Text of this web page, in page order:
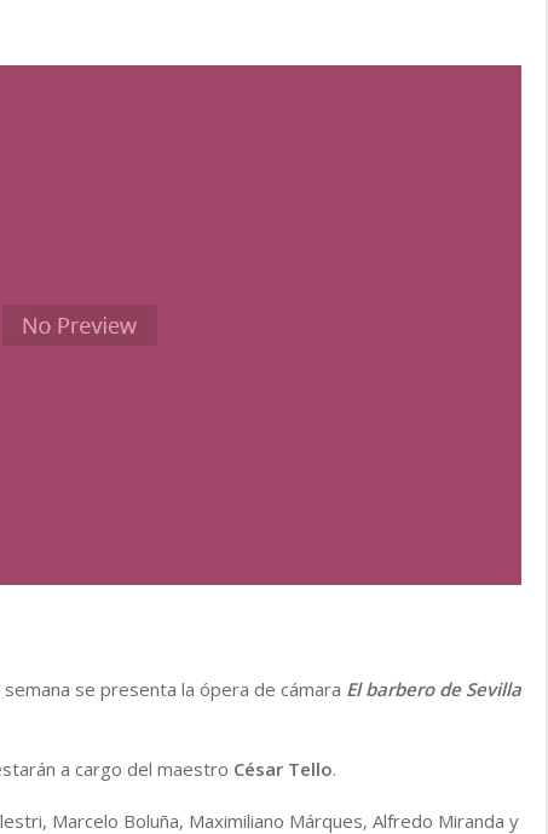
se presenta la ópera de cámara El barbero de Sevilla
a cargo del maestro César Tello.
Marcelo Boluña, Maximiliano Márques, Alfredo Miranda y